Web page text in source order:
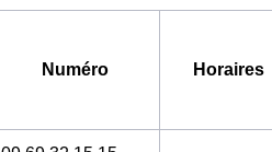
Numéro Horaires